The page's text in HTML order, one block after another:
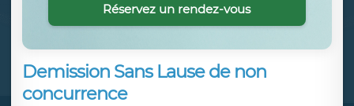
Demission Sans Lause de non
concurrence
Réservez un rendez-vous